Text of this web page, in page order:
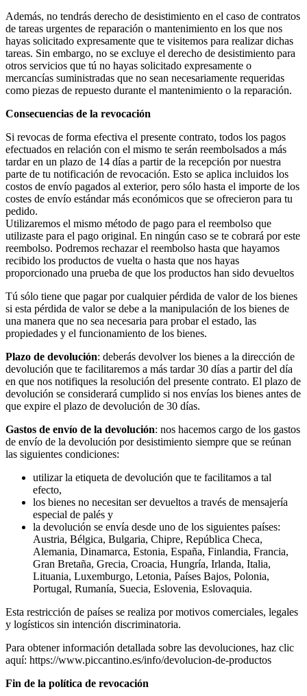
Además, no tendrás derecho de desistimiento en el caso de contratos
de tareas urgentes de reparación o mantenimiento en los que nos
hayas solicitado expresamente que te visitemos para realizar dichas
tareas. Sin embargo, no se excluye el derecho de desistimiento para
otros servicios que tú no hayas solicitado expresamente o
mercancías suministradas que no sean necesariamente requeridas
como piezas de repuesto durante el mantenimiento o la reparación.
Consecuencias de la revocación
Si revocas de forma efectiva el presente contrato, todos los pagos
efectuados en relación con el mismo te serán reembolsados a más
tardar en un plazo de 14 días a partir de la recepción por nuestra
parte de tu notificación de revocación. Esto se aplica incluidos los
costos de envío pagados al exterior, pero sólo hasta el importe de los
costes de envío estándar más económicos que se ofrecieron para tu
pedido.
Utilizaremos el mismo método de pago para el reembolso que
utilizaste para el pago original. En ningún caso se te cobrará por este
reembolso. Podremos rechazar el reembolso hasta que hayamos
recibido los productos de vuelta o hasta que nos hayas
proporcionado una prueba de que los productos han sido devueltos
Tú sólo tiene que pagar por cualquier pérdida de valor de los bienes
si esta pérdida de valor se debe a la manipulación de los bienes de
una manera que no sea necesaria para probar el estado, las
propiedades y el funcionamiento de los bienes.
Plazo de devolución: deberás devolver los bienes a la dirección de
devolución que te facilitaremos a más tardar 30 días a partir del día
en que nos notifiques la resolución del presente contrato. El plazo de
devolución se considerará cumplido si nos envías los bienes antes de
que expire el plazo de devolución de 30 días.
Gastos de envío de la devolución: nos hacemos cargo de los gastos
de envío de la devolución por desistimiento siempre que se reúnan
las siguientes condiciones:
utilizar la etiqueta de devolución que te facilitamos a tal
efecto,
los bienes no necesitan ser devueltos a través de mensajería
especial de palés y
la devolución se envía desde uno de los siguientes países:
Austria, Bélgica, Bulgaria, Chipre, República Checa,
Alemania, Dinamarca, Estonia, España, Finlandia, Francia,
Gran Bretaña, Grecia, Croacia, Hungría, Irlanda, Italia,
Lituania, Luxemburgo, Letonia, Países Bajos, Polonia,
Portugal, Rumanía, Suecia, Eslovenia, Eslovaquia.
Esta restricción de países se realiza por motivos comerciales, legales
y logísticos sin intención discriminatoria.
Para obtener información detallada sobre las devoluciones, haz clic
aquí: https://www.piccantino.es/info/devolucion-de-productos
Fin de la política de revocación